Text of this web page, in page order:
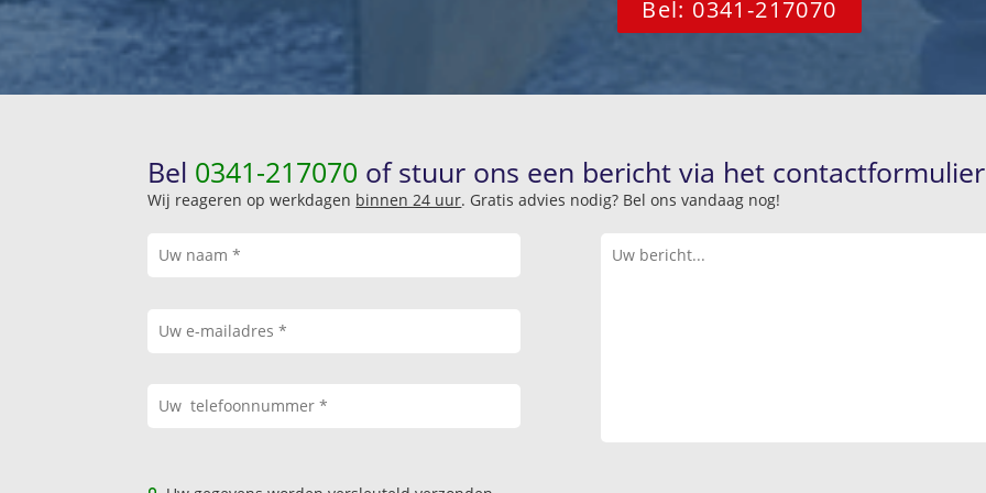
Bel: 0341-217070
Bel 0341-217070 of stuur ons een bericht via het
Wij reageren op werkdagen binnen 24 uur. Gratis advies nodig? Bel ons vandaag nog!